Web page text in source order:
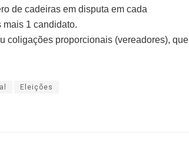
de cadeiras em disputa em cada
mais 1 candidato.
coligações proporcionais (vereadores), que
Eleições